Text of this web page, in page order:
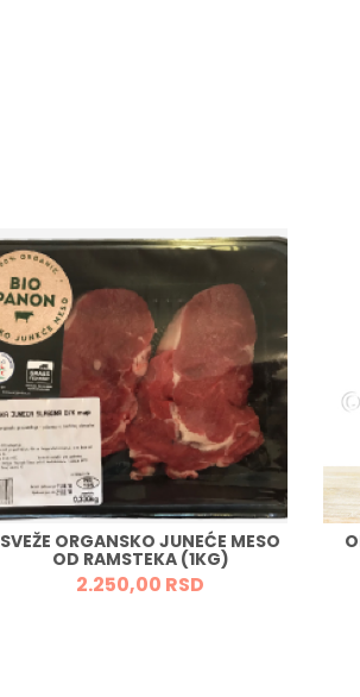
SVEŽE ORGANSKO JUNEĆE MESO
OD RAMSTEKA (1KG)
2.250,00 RSD